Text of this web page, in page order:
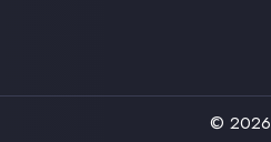
© 2026